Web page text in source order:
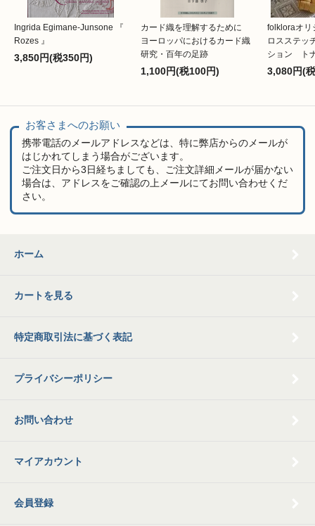
Ingrida Egimane-Junsone 『
Rozes 』
3,850円(税350円)
カード織を理解するために
ヨーロッパにおけるカード織
研究・百年の足跡
1,100円(税100円)
folkloraオ
ロスステッ
ション ト
3,080円(
お客さまへのお願い
携帯電話のメールアドレスなどは、特に弊店からのメールが
はじかれてしまう場合がございます。
ご注文日から3日経ちましても、ご注文詳細メールが届かない
場合は、アドレスをご確認の上メールにてお問い合わせくだ
さい。
ホーム
カートを見る
特定商取引法に基づく表記
プライバシーポリシー
お問い合わせ
マイアカウント
会員登録